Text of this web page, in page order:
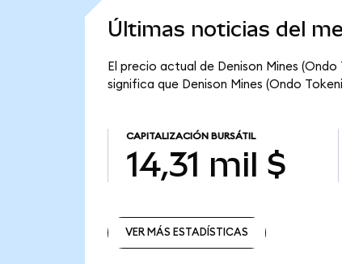
Últimas noticias del
El precio actual de Denison Mines
significa que Denison Mines (Ondo
CAPITALIZACIÓN BURSÁTIL
14,31 mil $
VER MÁS ESTADÍSTICAS